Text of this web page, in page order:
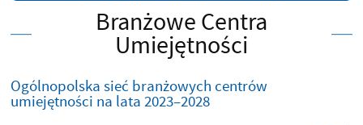
Branżowe Centra
Umiejętności
Ogólnopolska sieć branżowych centrów
umiejętności na lata 2023–2028